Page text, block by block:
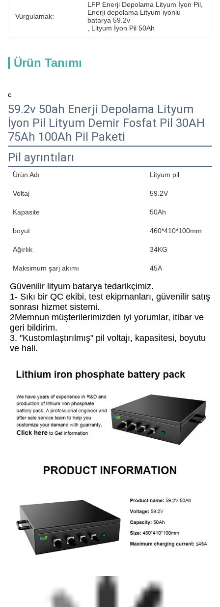
Vurgulamak:
LFP Enerji Depolama Lityum İyon Pil
Enerji depolama Lityum iyonlu
batarya 59.2v
Lityum İyon Pil 50Ah
Ürün Tanımı
c
59.2v 50ah Enerji Depolama Lityum
İyon Pil Lityum Demir Fosfat Pil 30AH
75Ah 100Ah Pil Paketi
Pil ayrıntıları
Ürün Adı Lityum pil
Voltaj 59.2V
Kapasite 50Ah
boyut 460*410*100mm
Ağırlık 34KG
Maksimum şarj akımı 45A
Güvenilir lityum batarya tedarikçimiz.
1- Sıkı bir QC ekibi, test ekipmanları, güvenilir satış
sonrası hizmet sistemi.
2Memnun müşterilerimizden iyi yorumlar, itibar ve
geri bildirim.
3. "Kustomlaştırılmış" pil voltajı, kapasitesi, boyutu
ve hali.